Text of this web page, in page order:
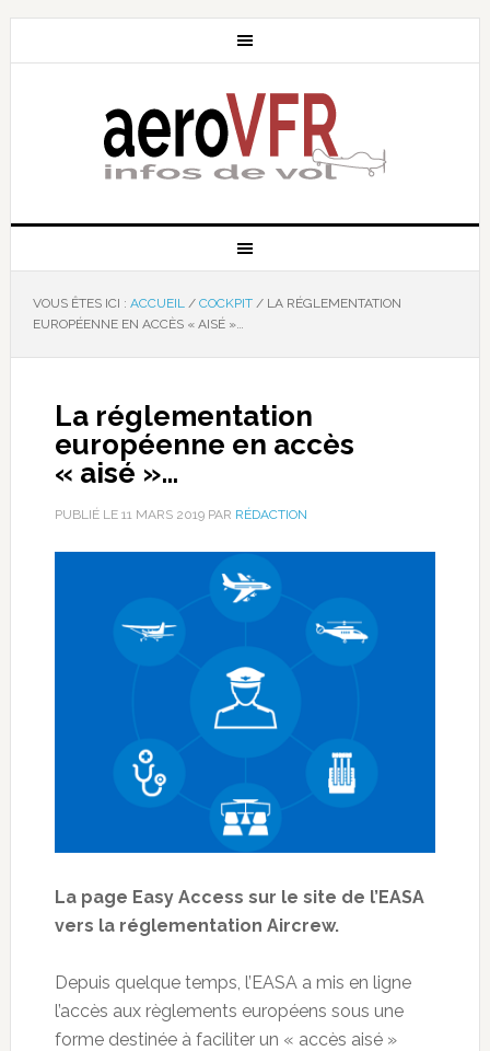
VOUS ÊTES ICI : ACCUEIL / COCKPIT /LA RÉGLEMENTATION
EUROPÉENNE EN ACCÈS « AISÉ »…
La réglementation
européenne en accès
« aisé »…
PUBLIÉ LE 11 MARS 2019PAR RÉDACTION
La page Easy Access sur le site de l’EASA
vers la réglementation Aircrew.
Depuis quelque temps, l’EASA a mis en ligne
l’accès aux règlements européens sous une
forme destinée à faciliter un « accès aisé »